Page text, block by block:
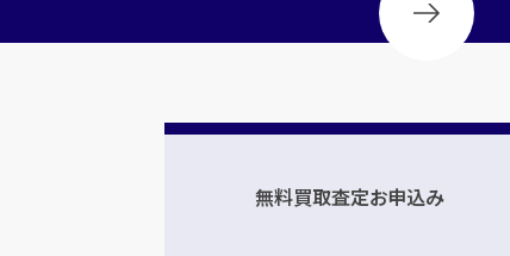
無料買取査定お申込み